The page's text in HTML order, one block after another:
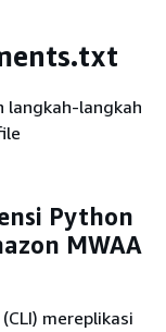
langkah-langkah
Python
MWAA
mereplikasi